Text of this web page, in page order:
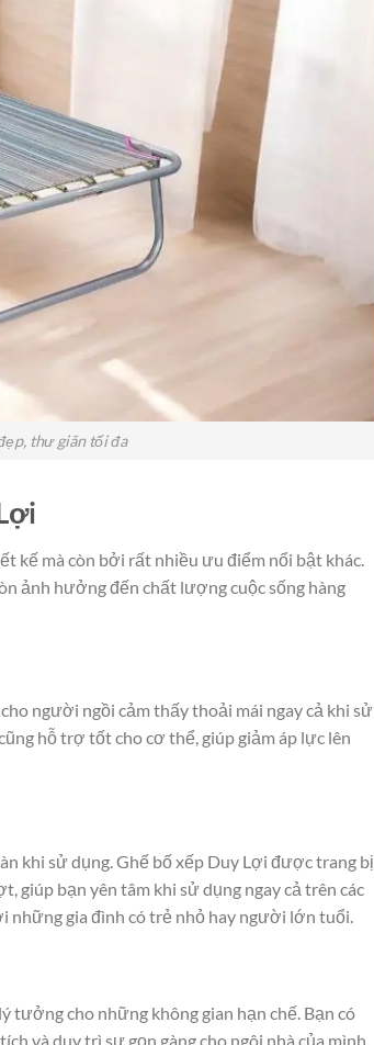
thư giãn tối đa
kế mà còn bởi rất nhiều ưu điểm nổi bật khác.
ảnh hưởng đến chất lượng cuộc sống hàng
người ngồi cảm thấy thoải mái ngay cả khi sử
hỗ trợ tốt cho cơ thể, giúp giảm áp lực lên
khi sử dụng. Ghế bố xếp Duy Lợi được trang bị
giúp bạn yên tâm khi sử dụng ngay cả trên các
những gia đình có trẻ nhỏ hay người lớn tuổi.
tưởng cho những không gian hạn chế. Bạn có
và duy trì sự gọn gàng cho ngôi nhà của mình.